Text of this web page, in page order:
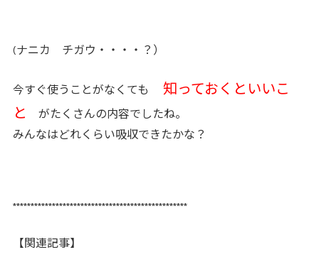
(ナニカ チガウ・・・・？）
今すぐ使うことがなくても
知っておくといいこ
と
がたくさんの内容でしたね。
みんなはどれくらい吸収できたかな？
*************************************************
【関連記事】